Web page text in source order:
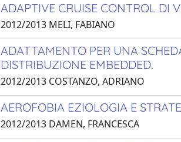
ADAPTIVE CRUISE CONTROL DI
2012/2013 MELI, FABIANO
ADATTAMENTO PER UNA
DISTRIBUZIONE EMBEDDED.
2012/2013 COSTANZO, ADRIANO
AEROFOBIA EZIOLOGIA E
2012/2013 DAMEN, FRANCESCA